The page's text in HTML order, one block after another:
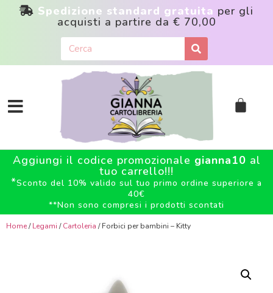
Spedizione standard gratuita per gli
acquisti a partire da € 70,00
Aggiungi il codice promozionale gianna10 al
tuo carrello!!!
*Sconto del 10% valido sul tuo primo ordine superiore a
40€
**Non sono compresi i prodotti scontati
Home/Legami /Cartoleria / Forbici per bambini – Kitty